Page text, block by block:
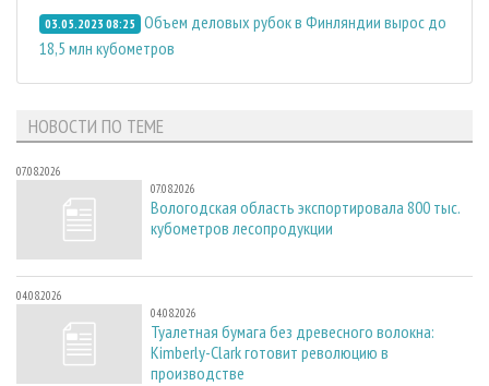
03.05.2023 08:25 Объем деловых рубок в Финляндии вырос до
18,5 млн кубометров
НОВОСТИ ПО ТЕМЕ
07.08.2026
07.08.2026
Вологодская область экспортировала 800 тыс.
кубометров лесопродукции
04.08.2026
04.08.2026
Туалетная бумага без древесного волокна:
Kimberly-Clark готовит революцию в
производстве